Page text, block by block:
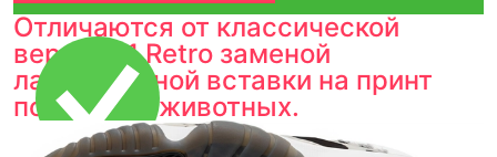
Отличаются от классической
версии 11 Retro заменой
лакированной вставки на принт
под шкуру животных.